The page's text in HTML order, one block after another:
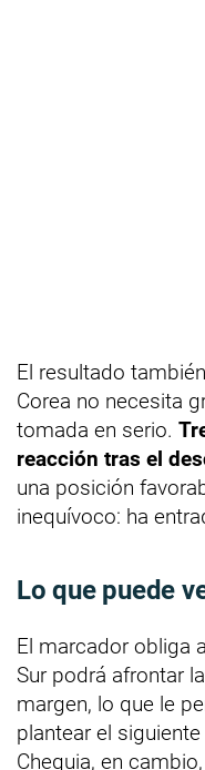
El resultado
Corea no necesita
tomada en serio.
reacción tras el
una posición
inequívoco: ha
Lo que puede
El marcador obliga
Sur podrá afrontar
margen, lo que le
plantear el
Chequia, en